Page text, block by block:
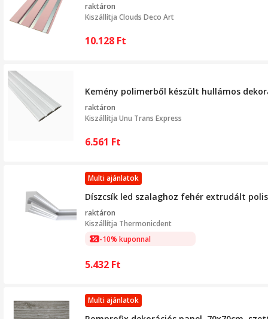
raktáron
Kiszállítja Clouds Deco Art
10.128 Ft
Kemény polimerből készült hullámos
raktáron
Kiszállítja Unu Trans Express
6.561 Ft
Multi ajánlatok
Díszcsík led szalaghoz fehér extrudált
raktáron
Kiszállítja Thermonicdent
-10% kuponnal
5.432 Ft
Multi ajánlatok